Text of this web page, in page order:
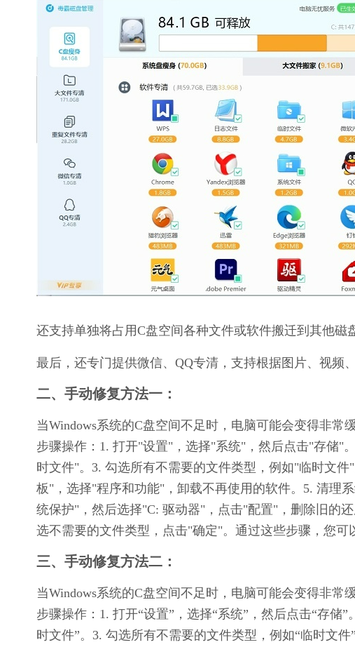
还支持单独将占用C盘空间各种文件或软件搬迁到其他磁
最后，还专门提供微信、QQ专清，支持根据图片、视频
二、手动修复方法一：
当Windows系统的C盘空间不足时，电脑可能会变得非
步骤操作：1. 打开"设置"，选择"系统"，然后点击"存储"
时文件"。3. 勾选所有不需要的文件类型，例如"临时文
板"，选择"程序和功能"，卸载不再使用的软件。5. 清理
统保护"，然后选择"C: 驱动器"，点击"配置"，删除旧的
选不需要的文件类型，点击"确定"。通过这些步骤，您可
三、手动修复方法二：
当Windows系统的C盘空间不足时，电脑可能会变得非
步骤操作：1. 打开“设置”，选择“系统”，然后点击“存储
时文件”。3. 勾选所有不需要的文件类型，例如“临时文